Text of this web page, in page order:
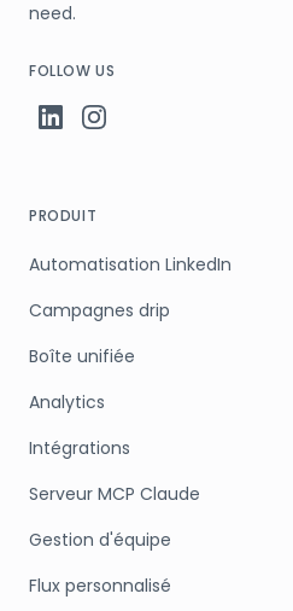
need.
FOLLOW US
PRODUIT
Automatisation LinkedIn
Campagnes drip
Boîte unifiée
Analytics
Intégrations
Serveur MCP Claude
Gestion d'équipe
Flux personnalisé